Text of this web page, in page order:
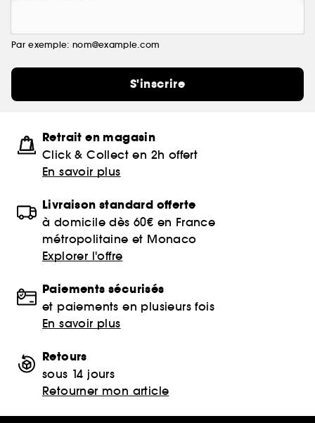
Par exemple: nom@example.com
S'inscrire
Retrait en magasin
Click & Collect en 2h offert
En savoir plus
Livraison standard offerte
à domicile dès 60€ en France
métropolitaine et Monaco
Explorer l'offre
Paiements sécurisés
et paiements en plusieurs fois
En savoir plus
Retours
sous 14 jours
Retourner mon article